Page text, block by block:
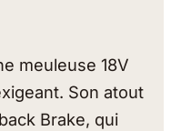
meuleuse 18V
Son atout
Brake, qui